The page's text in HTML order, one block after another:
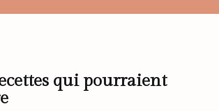
qui pourraient